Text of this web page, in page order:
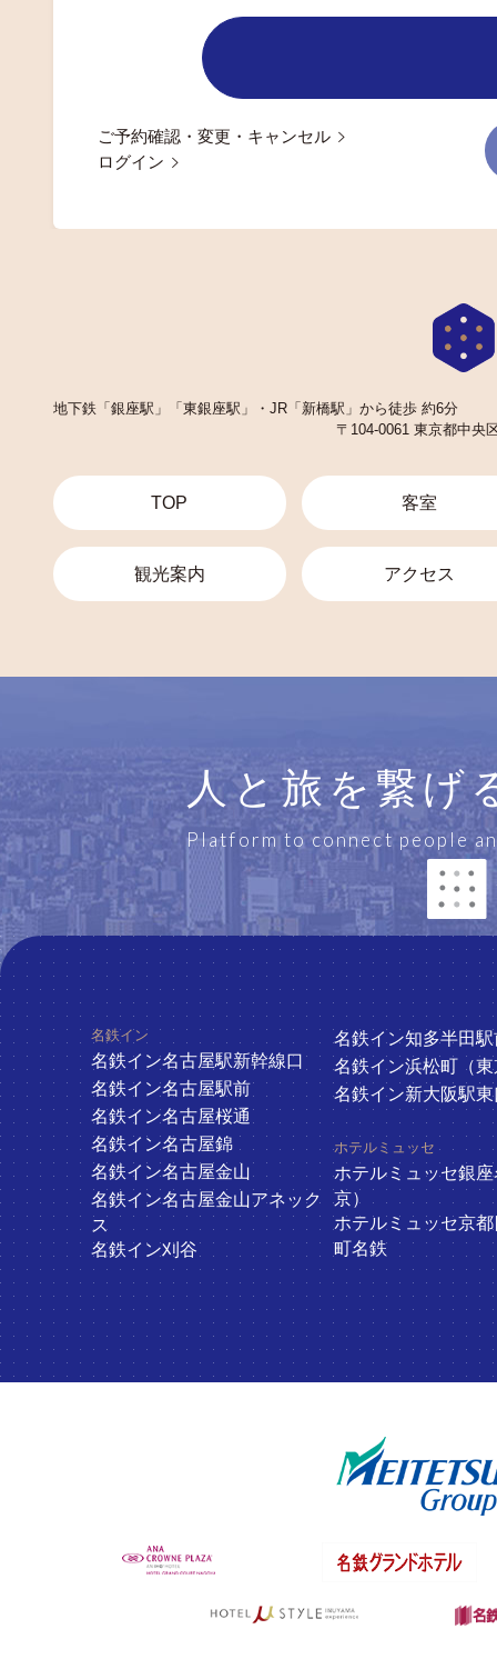
ご予約確認・変更・キャンセル
ログイン
地下鉄「銀座駅」「東銀座駅」・JR「新橋駅」から徒歩 約6分
〒104-0061 東京都中央
TOP 客室
観光案内 アクセス
人と旅を繋げ
Platform to connect people
ホテル一覧 名鉄イン
名鉄イン名古屋駅新幹線口
名鉄イン名古屋駅前
名鉄イン名古屋桜通
名鉄イン名古屋錦
名鉄イン名古屋金山
名鉄イン名古屋金山アネック
ス
名鉄イン刈谷
名鉄イン知多半田駅
名鉄イン浜松町（
名鉄イン新大阪駅東
ホテルミュッセ
ホテルミュッセ銀
京）
ホテルミュッセ京
町名鉄